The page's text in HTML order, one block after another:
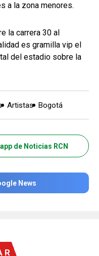
a la zona menores.
la carrera 30 al
es gramilla vip el
del estadio sobre la
Artistas Bogotá
de Noticias RCN
News